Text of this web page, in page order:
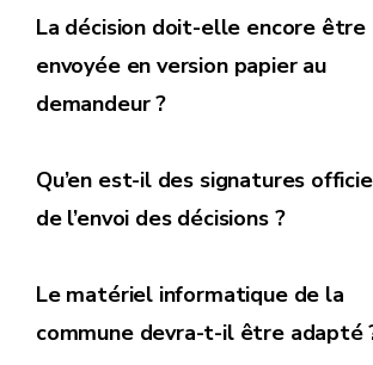
La décision doit-elle encore être
envoyée en version papier au
demandeur ?
Qu’en est-il des signatures
de l’envoi des décisions ?
Le matériel informatique de la
commune devra-t-il être adapté